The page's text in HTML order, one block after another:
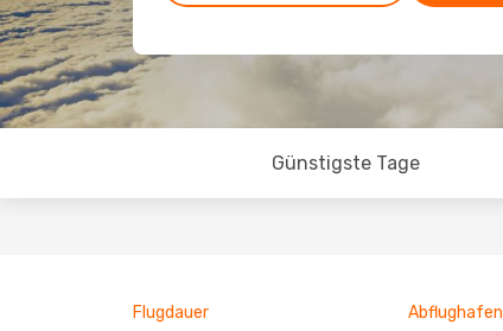
Günstigste Tage
Flugdauer Abflughafen